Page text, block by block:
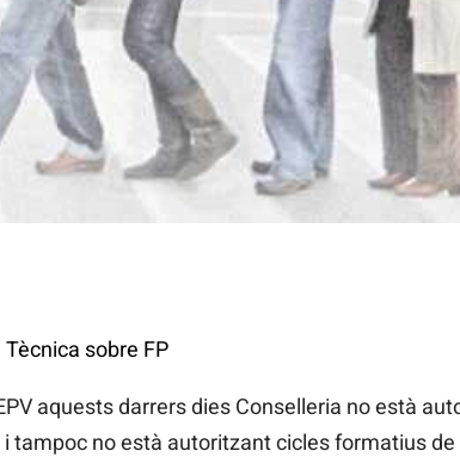
sobre FP
aquests darrers dies Conselleria no està
tampoc no està autoritzant cicles formatius